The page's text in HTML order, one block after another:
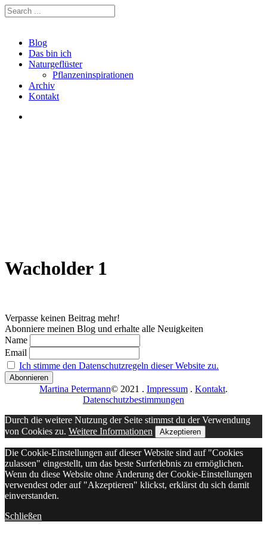
Blog
Das bin ich
Naturgeflüster
Pflanzeninspirationen
Archiv
Kontakt
Wacholder 1
Verpasse keinen Beitrag mehr!
Abonniere meinen Blog und erhalte alle Neuigkeiten
Name
Email
Ich stimme den Datenschutzregeln dieser Website zu.
Martina Petermann© 2021 . Impressum . Kontakt.
Datenschutzbestimmungen
Durch die weitere Nutzung der Seite stimmst du der Verwendung
von Cookies zu. Weitere Informationen Akzeptieren
Die Cookie-Einstellungen auf dieser Website sind auf "Cookies
zulassen" eingestellt, um das beste Surferlebnis zu ermöglichen.
Wenn du diese Website ohne Änderung der Cookie-Einstellungen
verwendest oder auf "Akzeptieren" klickst, erklärst du sich damit
einverstanden.
Schließen